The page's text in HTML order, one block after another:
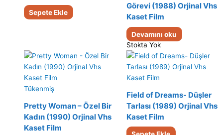
Sepete Ekle
Görevi (1988) Orjinal Vhs
Kaset Film
Devamını oku
Stokta Yok
Tükenmiş
Pretty Woman – Özel Bir
Kadın (1990) Orjinal Vhs
Kaset Film
Field of Dreams- Düşler
Tarlası (1989) Orjinal Vhs
Kaset Film